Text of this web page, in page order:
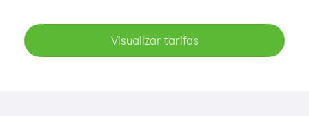
Visualizar tarifas